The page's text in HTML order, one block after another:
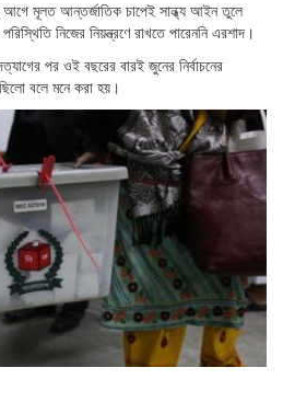
আগে মূলত আন্তর্জাতিক চাপেই সান্ধ্য আইন তুলে
নিজের নিয়ন্ত্রণে রাখতে পারেননি এরশাদ।
পর ওই বছরের বারই জুনের নির্বাচনের
বলে মনে করা হয়।